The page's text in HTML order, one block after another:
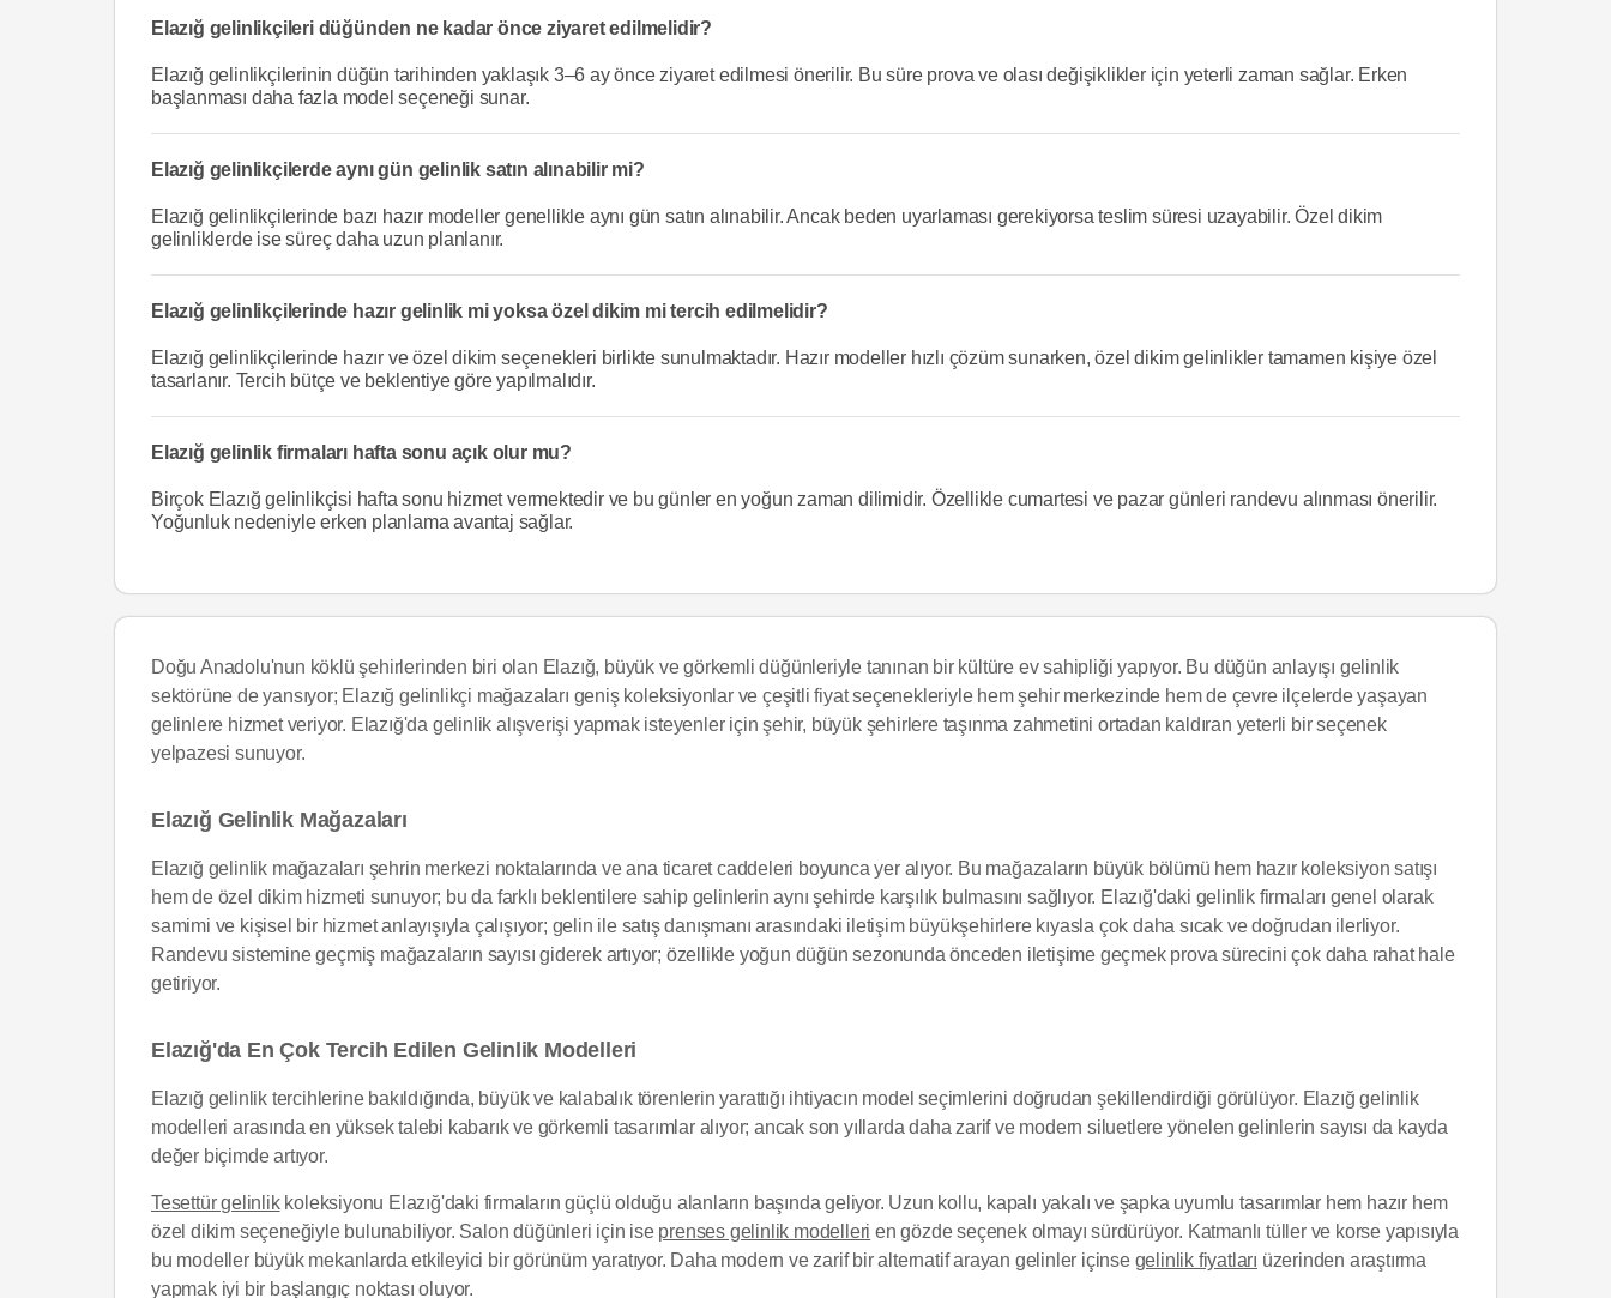
Elazığ gelinlikçileri düğünden ne kadar önce ziyaret edilmelidir?
Elazığ gelinlikçilerinin düğün tarihinden yaklaşık 3–6 ay önce ziyaret edilmesi önerilir. Bu süre prova ve olası değişiklikler için yeterli zaman sağlar. Erken
başlanması daha fazla model seçeneği sunar.
Elazığ gelinlikçilerde aynı gün gelinlik satın alınabilir mi?
Elazığ gelinlikçilerinde bazı hazır modeller genellikle aynı gün satın alınabilir. Ancak beden uyarlaması gerekiyorsa teslim süresi uzayabilir. Özel dikim
gelinliklerde ise süreç daha uzun planlanır.
Elazığ gelinlikçilerinde hazır gelinlik mi yoksa özel dikim mi tercih edilmelidir?
Elazığ gelinlikçilerinde hazır ve özel dikim seçenekleri birlikte sunulmaktadır. Hazır modeller hızlı çözüm sunarken, özel dikim gelinlikler tamamen kişiye özel
tasarlanır. Tercih bütçe ve beklentiye göre yapılmalıdır.
Elazığ gelinlik firmaları hafta sonu açık olur mu?
Birçok Elazığ gelinlikçisi hafta sonu hizmet vermektedir ve bu günler en yoğun zaman dilimidir. Özellikle cumartesi ve pazar günleri randevu alınması önerilir.
Yoğunluk nedeniyle erken planlama avantaj sağlar.
Doğu Anadolu'nun köklü şehirlerinden biri olan Elazığ, büyük ve görkemli düğünleriyle tanınan bir kültüre ev sahipliği yapıyor. Bu düğün anlayışı gelinlik
sektörüne de yansıyor; Elazığ gelinlikçi mağazaları geniş koleksiyonlar ve çeşitli fiyat seçenekleriyle hem şehir merkezinde hem de çevre ilçelerde yaşayan
gelinlere hizmet veriyor. Elazığ'da gelinlik alışverişi yapmak isteyenler için şehir, büyük şehirlere taşınma zahmetini ortadan kaldıran yeterli bir seçenek
yelpazesi sunuyor.
Elazığ Gelinlik Mağazaları
Elazığ gelinlik mağazaları şehrin merkezi noktalarında ve ana ticaret caddeleri boyunca yer alıyor. Bu mağazaların büyük bölümü hem hazır koleksiyon satışı
hem de özel dikim hizmeti sunuyor; bu da farklı beklentilere sahip gelinlerin aynı şehirde karşılık bulmasını sağlıyor. Elazığ'daki gelinlik firmaları genel olarak
samimi ve kişisel bir hizmet anlayışıyla çalışıyor; gelin ile satış danışmanı arasındaki iletişim büyükşehirlere kıyasla çok daha sıcak ve doğrudan ilerliyor.
Randevu sistemine geçmiş mağazaların sayısı giderek artıyor; özellikle yoğun düğün sezonunda önceden iletişime geçmek prova sürecini çok daha rahat hale
getiriyor.
Elazığ'da En Çok Tercih Edilen Gelinlik Modelleri
Elazığ gelinlik tercihlerine bakıldığında, büyük ve kalabalık törenlerin yarattığı ihtiyacın model seçimlerini doğrudan şekillendirdiği görülüyor. Elazığ gelinlik
modelleri arasında en yüksek talebi kabarık ve görkemli tasarımlar alıyor; ancak son yıllarda daha zarif ve modern siluetlere yönelen gelinlerin sayısı da kayda
değer biçimde artıyor.
Tesettür gelinlikkoleksiyonu Elazığ'daki firmaların güçlü olduğu alanların başında geliyor. Uzun kollu, kapalı yakalı ve şapka uyumlu tasarımlar hem hazır hem
özel dikim seçeneğiyle bulunabiliyor. Salon düğünleri için ise prenses gelinlik modelleri en gözde seçenek olmayı sürdürüyor. Katmanlı tüller ve korse yapısıyla
bu modeller büyük mekanlarda etkileyici bir görünüm yaratıyor. Daha modern ve zarif bir alternatif arayan gelinler içinse gelinlik fiyatları üzerinden araştırma
yapmak iyi bir başlangıç noktası oluyor.